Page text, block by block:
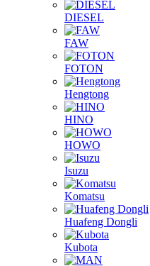
DIESEL
FAW
FOTON
Hengtong
HINO
HOWO
Isuzu
Komatsu
Huafeng Dongli
Kubota